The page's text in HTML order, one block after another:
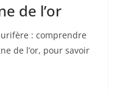
de l’or
: comprendre
de l’or, pour savoir